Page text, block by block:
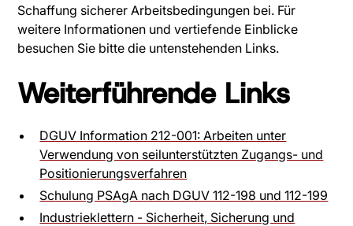
Schaffung sicherer Arbeitsbedingungen bei. Für
weitere Informationen und vertiefende Einblicke
besuchen Sie bitte die untenstehenden Links.
Weiterführende Links
DGUV Information 212-001: Arbeiten unter
Verwendung von seilunterstützten Zugangs- und
Positionierungsverfahren
Schulung PSAgA nach DGUV 112-198 und 112-199
Industrieklettern - Sicherheit, Sicherung und